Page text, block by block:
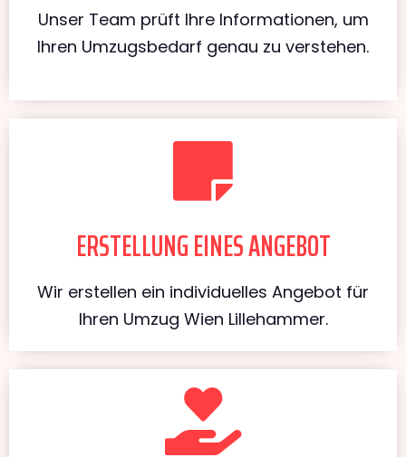
Unser Team prüft Ihre Informationen, um
Ihren Umzugsbedarf genau zu verstehen.
ERSTELLUNG EINES ANGEBOT
Wir erstellen ein individuelles Angebot für
Ihren Umzug Wien Lillehammer.